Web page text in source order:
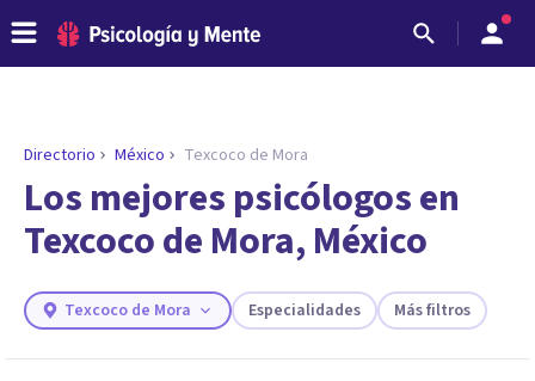
ENCONTRAR MI TERAPEUTA
¿Necesitas ayuda para encontrar el
psicólogo adecuado?
Responde a unas breves preguntas y te ofreceremos
necesidades.
Directorio México Texcoco de Mora
Los mejores psicólogos en
Texcoco de Mora, México
Texcoco de Mora Especialidades Más filtros